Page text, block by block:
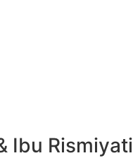
Ibu Rismiyati